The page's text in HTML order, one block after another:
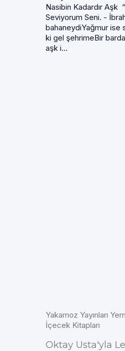
Nasibin Kadardır Aşk
Seviyorum Seni. -
bahaneydiYağmur ise
ki gel şehrimeBir
aşk i...
Yakamoz Yayınları
İçecek Kitapları
Oktay Usta'yla